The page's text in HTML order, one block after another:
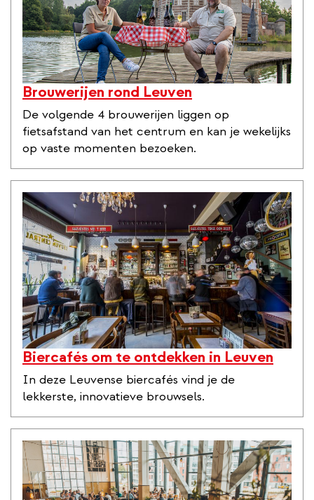
Brouwerijen rond Leuven
De volgende 4 brouwerijen liggen op
fietsafstand van het centrum en kan je wekelijks
op vaste momenten bezoeken.
Biercafés om te ontdekken in Leuven
In deze Leuvense biercafés vind je de
lekkerste, innovatieve brouwsels.